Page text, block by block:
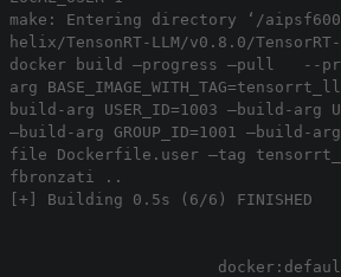
make: Entering directory ‘/
helix/TensonRT-LLM/v0.8.0/TensorRT-
docker build –progress –pull --
arg
build-arg USER_ID=1003 –build-arg
–build-arg GROUP_ID=1001 –build-arg
file Dockerfile.user –tag
fbronzati ..
[+] Building 0.5s (6/